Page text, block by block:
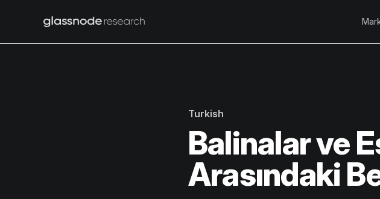
Turkish
Balinalar ve
Arasındaki